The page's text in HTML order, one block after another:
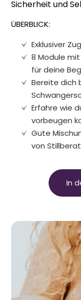
Sicherheit und
ÜBERBLICK:
Exklusiver
8 Module
für deine
Bereite dich
Erfahre wie
vorbeugen
Gute
von
In